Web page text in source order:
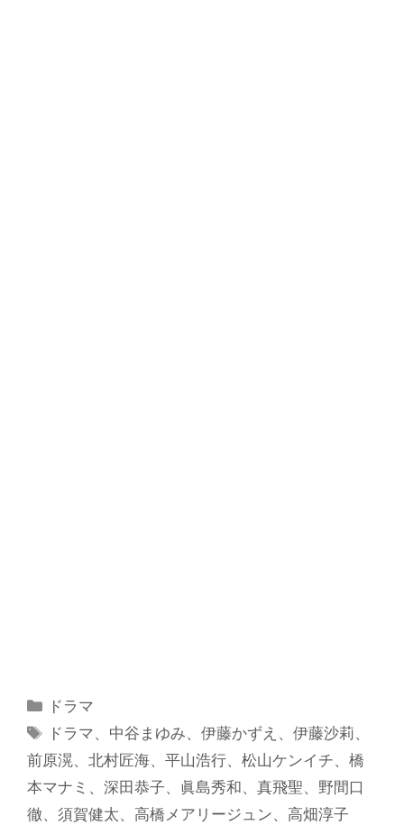
カ
テ
リ
ー
ドラマ
タ
グ
ドラマ、 中谷まゆみ、伊藤かずえ 、伊藤沙莉、
前原滉、 北村匠海、 平山浩行、 松山ケンイチ、 橋
本マナミ 、 深田恭子、 眞島秀和、 真飛聖、 野間口
徹、 須賀健太、 高橋メアリージュン、 高畑淳子